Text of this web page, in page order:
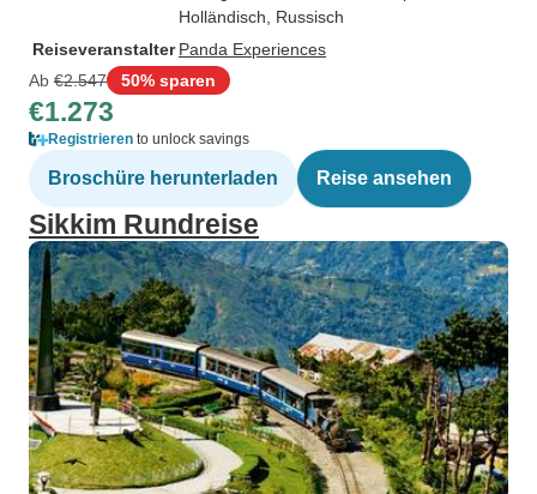
Holländisch, Russisch
Reiseveranstalter Panda Experiences
Ab €2.547 50% sparen
€1.273
Registrieren to unlock savings
Broschüre herunterladen Reise ansehen
Sikkim Rundreise